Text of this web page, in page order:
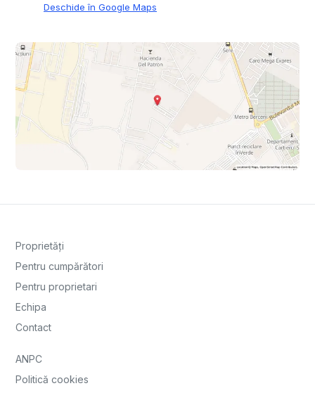
Deschide în Google Maps
Proprietăți
Pentru cumpărători
Pentru proprietari
Echipa
Contact
ANPC
Politică cookies